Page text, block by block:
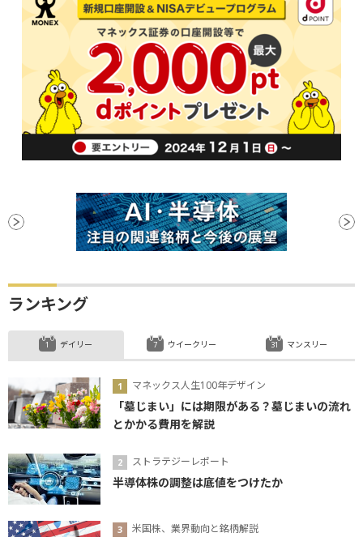
ランキング
デイリー
マネックス人生100年デザイン
「墓じまい」には期限がある？墓じまいの流れ
とかかる費用を解説
ストラテジーレポート
半導体株の調整は底値をつけたか
米国株、業界動向と銘柄解説
ウイークリー マンスリー